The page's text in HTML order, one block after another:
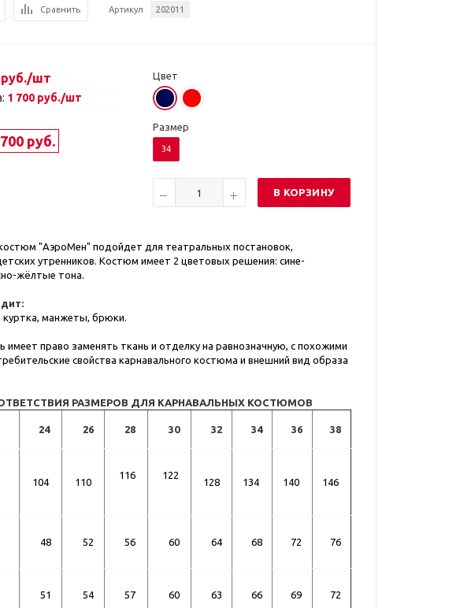
Сравнить Артикул 202011
руб./шт
1 700 руб./шт
руб.
Цвет
Размер
34
В КОРЗИНУ
"АэроМен" подойдет для театральных постановок,
утренников. Костюм имеет 2 цветовых решения: сине-
жёлтые тона.
куртка, манжеты, брюки.
имеет право заменять ткань и отделку на равнозначную, с похожими
свойства карнавального костюма и внешний вид образа
РАЗМЕРОВ ДЛЯ КАРНАВАЛЬНЫХ КОСТЮМОВ
24 26 28 30 32 34 36 38
104 110
116 122
128 134 140 146
48 52 56 60 64 68 72 76
51 54 57 60 63 66 69 72